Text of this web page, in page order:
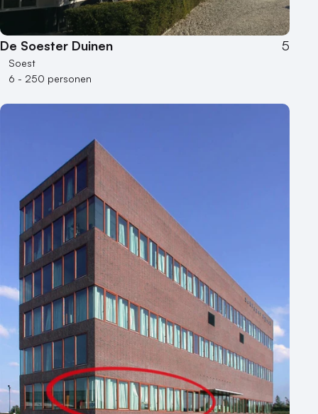
De Soester Duinen 5
Soest
6 - 250 personen